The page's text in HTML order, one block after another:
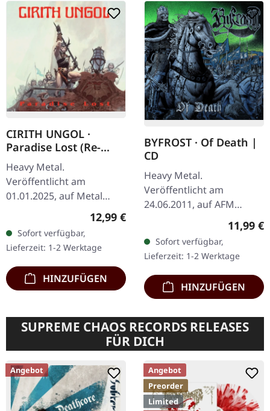
CIRITH UNGOL ·
Paradise Lost (Re-
Release) | CD
Heavy Metal.
Veröffentlicht am
01.01.2025, auf Metal
Remastered. CD im
Jewelcase. Diese
remasterte Ausgabe von
Cirith Ungols…
Regulärer Preis:
12,99 €
Sofort verfügbar,
Lieferzeit: 1-2 Werktage
HINZUFÜGEN
BYFROST · Of Death |
CD
Heavy Metal.
Veröffentlicht am
24.06.2011, auf AFM
Records. CD im Jewelcase.
Wenn der norwegische
Winter zubeißt, dann tut
er das mit voller Wucht —
…
11,99 €
Sofort verfügbar,
Lieferzeit: 1-2 Werktage
HINZUFÜGEN
SUPREME CHAOS RECORDS RELEASES
FÜR DICH
Angebot
Angebot
Preorder
Limited